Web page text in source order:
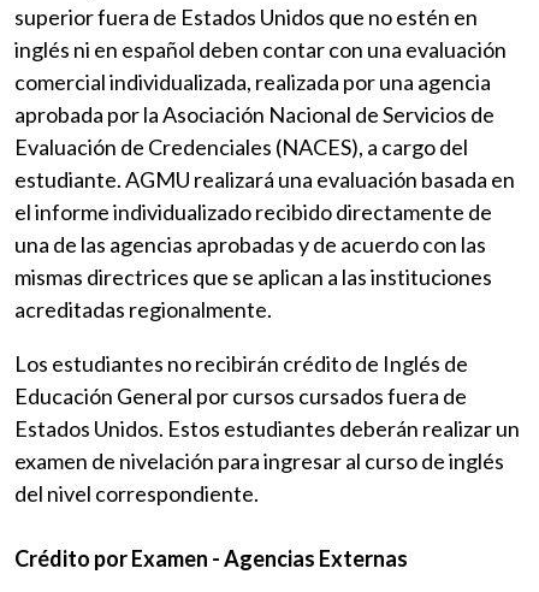
superior fuera de Estados Unidos que no estén en
inglés ni en español deben contar con una evaluación
comercial individualizada, realizada por una agencia
aprobada por la Asociación Nacional de Servicios de
Evaluación de Credenciales (NACES), a cargo del
estudiante. AGMU realizará una evaluación basada en
el informe individualizado recibido directamente de
una de las agencias aprobadas y de acuerdo con las
mismas directrices que se aplican a las instituciones
acreditadas regionalmente.
Los estudiantes no recibirán crédito de Inglés de
Educación General por cursos cursados fuera de
Estados Unidos. Estos estudiantes deberán realizar un
examen de nivelación para ingresar al curso de inglés
del nivel correspondiente.
Crédito por Examen - Agencias Externas